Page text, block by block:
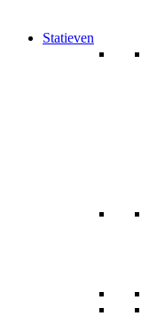
Statieven